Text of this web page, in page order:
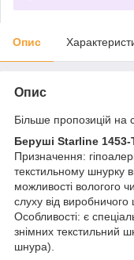
Опис
Опис
Більше пропозицій на
Беруші Starline 1453-
Призначення:
текстильному шнурку
можливості вологого
слуху від виробничого
Особливості: є
знімних текстильний
шнура).